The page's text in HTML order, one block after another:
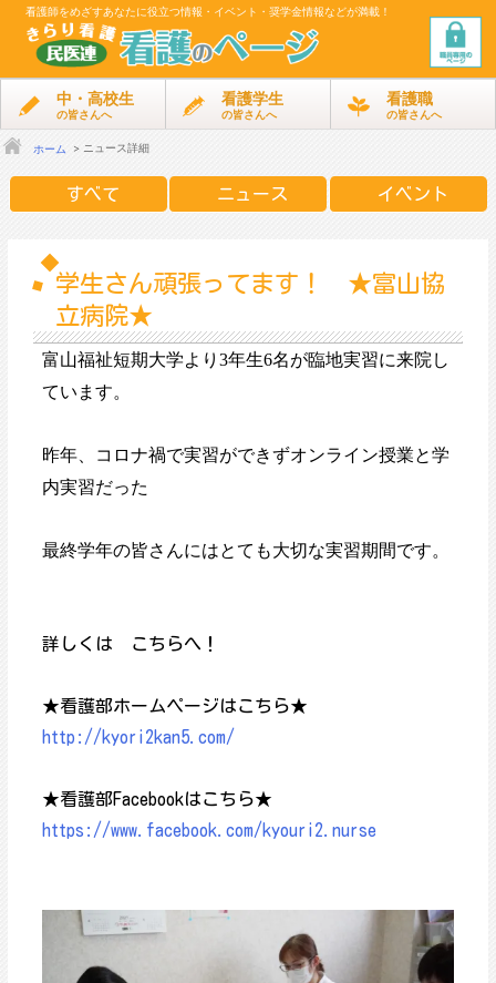
看護師をめざすあなたに役立つ情報・イベント・奨学金情報などが満載！
中・高校生
の皆さんへ
看護学生
の皆さんへ
看護職
の皆さんへ
ホーム ニュース詳細
すべて ニュース イベント
学生さん頑張ってます！ ★富山協
立病院★
富山福祉短期大学より 3年生6名が臨地実習に来院し
ています。
昨年、コロナ禍で実習ができずオンライン授業と学
内実習だった
最終学年の皆さんにはとても大切な実習期間です。
詳しくは こちらへ！
★看護部ホームページはこちら★
http://kyori2kan5.com/
★看護部Facebookはこちら★
https://www.facebook.com/kyouri2.nurse